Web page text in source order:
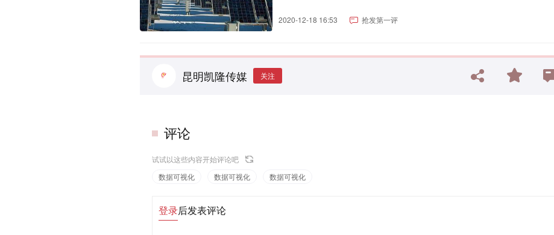
2020-12-18 16:53 抢发第一评
昆明凯隆传媒 关注
评论
试试以这些内容开始评论吧
数据可视化
数据可视化 数据可视化
登录后发表评论